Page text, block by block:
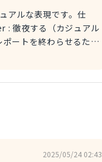
: 徹夜する（カジュアル
2025/05/24 02:43